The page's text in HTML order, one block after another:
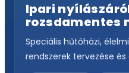
Ipari
rozsdamentes
Speciális hűtőházi,
rendszerek tervezése